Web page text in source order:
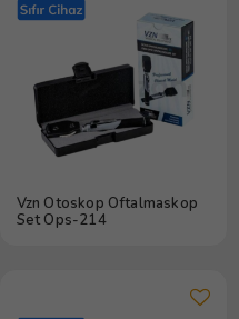
Vzn Otoskop Oftalmaskop
Set Ops-214